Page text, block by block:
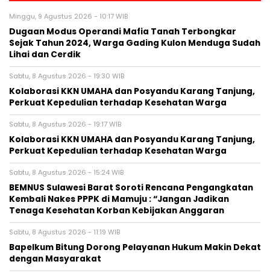
Minggu, 9 Agustus 2026 - 10:17 WIB
Dugaan Modus Operandi Mafia Tanah Terbongkar
Sejak Tahun 2024, Warga Gading Kulon Menduga Sudah
Lihai dan Cerdik
Sabtu, 8 Agustus 2026 - 19:30 WIB
Kolaborasi KKN UMAHA dan Posyandu Karang Tanjung,
Perkuat Kepedulian terhadap Kesehatan Warga
Sabtu, 8 Agustus 2026 - 19:17 WIB
Kolaborasi KKN UMAHA dan Posyandu Karang Tanjung,
Perkuat Kepedulian terhadap Kesehatan Warga
Sabtu, 8 Agustus 2026 - 15:24 WIB
BEMNUS Sulawesi Barat Soroti Rencana Pengangkatan
Kembali Nakes PPPK di Mamuju : “Jangan Jadikan
Tenaga Kesehatan Korban Kebijakan Anggaran
Sabtu, 8 Agustus 2026 - 11:19 WIB
Bapelkum Bitung Dorong Pelayanan Hukum Makin Dekat
dengan Masyarakat